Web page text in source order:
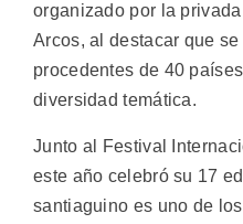
organizado por la
Arcos, al destacar que
procedentes de 40
diversidad temática.
Junto al Festival
este año celebró su 17
santiaguino es uno de